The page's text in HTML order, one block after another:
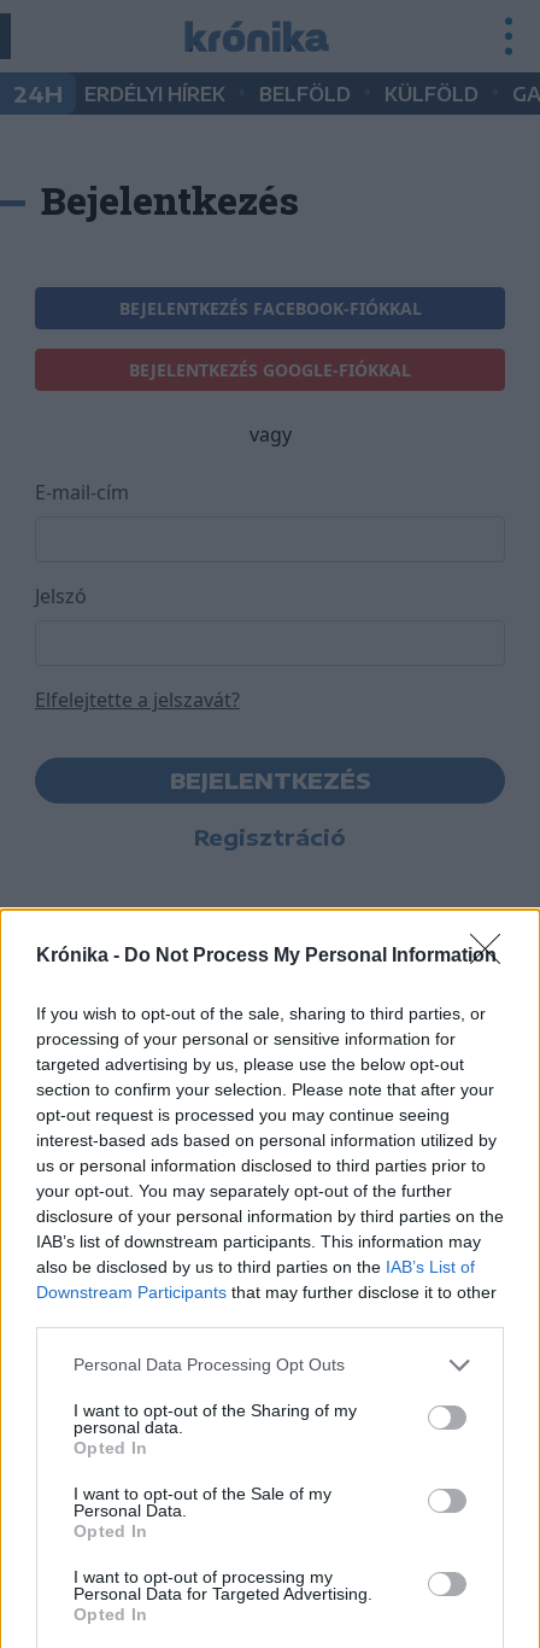
Krónika - Do Not Process My Personal Information
If you wish to opt-out of the sale, sharing to third parties, or
processing of your personal or sensitive information for
targeted advertising by us, please use the below opt-out
section to confirm your selection. Please note that after your
opt-out request is processed you may continue seeing
interest-based ads based on personal information utilized by
us or personal information disclosed to third parties prior to
your opt-out. You may separately opt-out of the further
disclosure of your personal information by third parties on the
IAB’s list of downstream participants. This information may
also be disclosed by us to third parties on the IAB’s List of
Downstream Participants that may further disclose it to other
Personal Data Processing Opt Outs
I want to opt-out of the Sharing of my
personal data.
Opted In
I want to opt-out of the Sale of my
Personal Data.
Opted In
I want to opt-out of processing my
Personal Data for Targeted Advertising.
Opted In
24H ERDÉLYI HÍREK BELFÖLD KÜLFÖLD
Bejelentkezés
BEJELENTKEZÉS FACEBOOK-FIÓKKAL
BEJELENTKEZÉS GOOGLE-FIÓKKAL
vagy
E-mail-cím
Jelszó
Elfelejtette a jelszavát?
BEJELENTKEZÉS
Regisztráció
Hasznos
Impresszum
Szerzői jogok
Adatvédelmi tájékoztató
Cookie-kezelési tájékoztató
Nyomtatott lapjaink archívuma
Médiaajánlat
Sütibeállítások
Médiatér